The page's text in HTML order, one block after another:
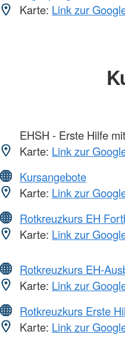
Karte: Link zur
EHSH - Erste Hilfe
Karte: Link zur
Kursangebote
Karte: Link zur
Rotkreuzkurs EH
Karte: Link zur
Rotkreuzkurs EH-
Karte: Link zur
Rotkreuzkurs Erste
Karte: Link zur